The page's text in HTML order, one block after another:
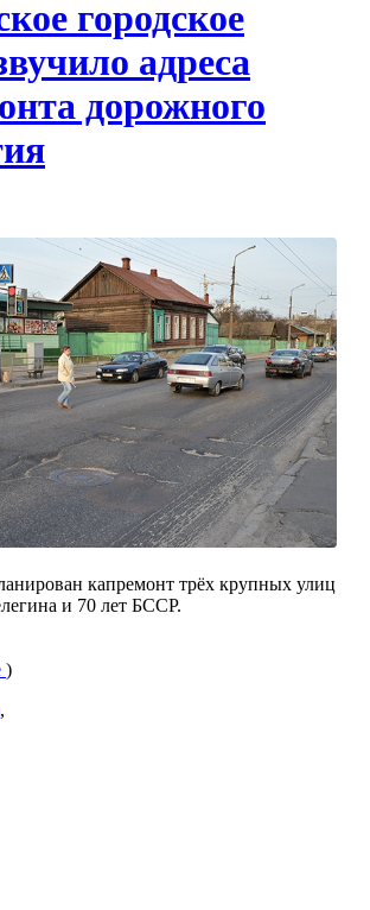
городское
адреса
дорожного
капремонт трёх крупных улиц
и 70 лет БССР.
)
,